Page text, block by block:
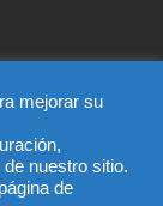
6, 45004,
mejorar su
nuestro sitio.
de